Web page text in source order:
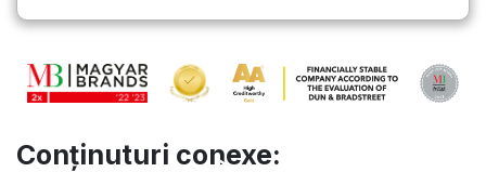
Conținuturi conexe: